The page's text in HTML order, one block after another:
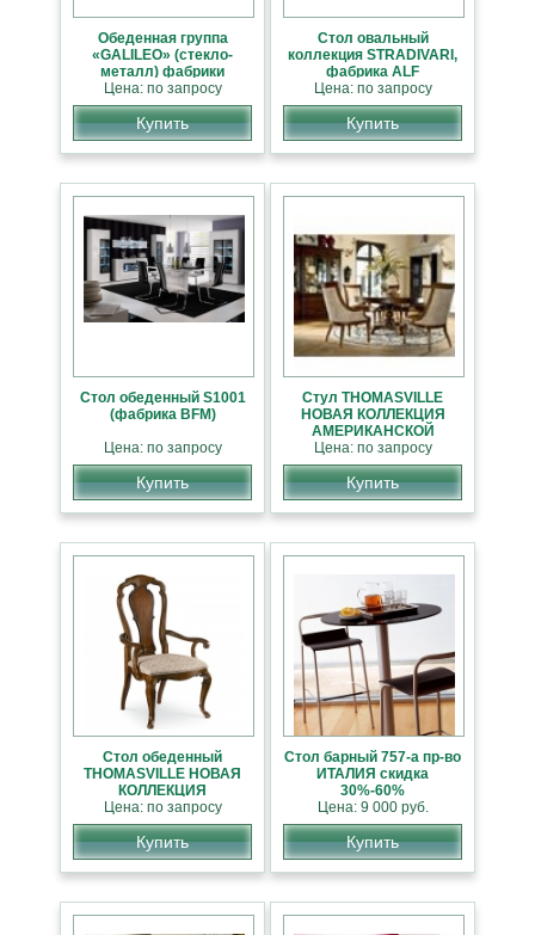
Обеденная группа
«GALILEO» (стекло-
металл) фабрики
«Bontempi», Италия
Цена: по запросу
Купить
Стол овальный
коллекция STRADIVARI,
фабрика ALF
Цена: по запросу
Купить
Стол обеденный S1001
(фабрика BFM)
Цена: по запросу
Купить
Стул THOMASVILLE
НОВАЯ КОЛЛЕКЦИЯ
АМЕРИКАНСКОЙ
МЕБЕЛИ
Цена: по запросу
Купить
Стол обеденный
THOMASVILLE НОВАЯ
КОЛЛЕКЦИЯ
АМЕРИКАНСКОЙ
МЕБЕЛИ
Цена: по запросу
Купить
Стол барный 757-а пр-во
ИТАЛИЯ скидка
30%-60%
Цена: 9 000 руб.
Купить